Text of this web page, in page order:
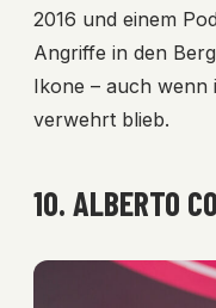
2016 und einem
Angriffe in den
Ikone – auch wenn
verwehrt blieb.
10. ALBERTO